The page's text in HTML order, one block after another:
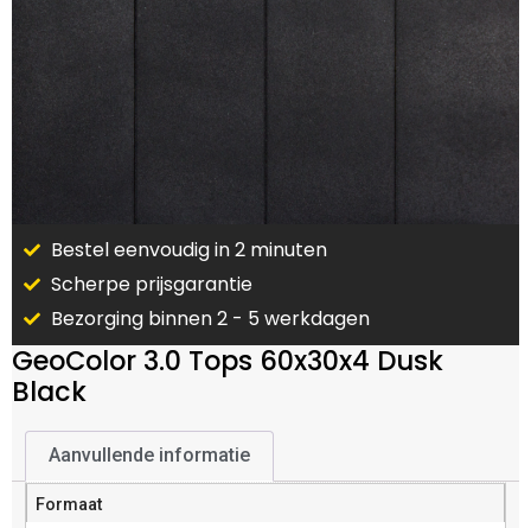
Bestel eenvoudig in 2 minuten
Scherpe prijsgarantie
Bezorging binnen 2 - 5 werkdagen
GeoColor 3.0 Tops 60x30x4 Dusk
Black
Aanvullende informatie
Formaat